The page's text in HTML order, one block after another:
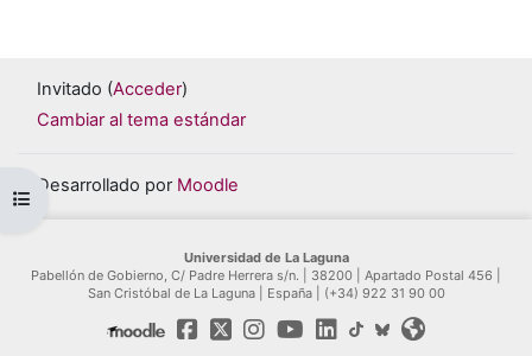
Abrir índice del curso
Invitado (Acceder)
Cambiar al tema estándar
Desarrollado por Moodle
Universidad de La Laguna
Pabellón de Gobierno, C/ Padre Herrera s/n. | 38200 | Apartado Postal 456 |
San Cristóbal de La Laguna | España | (+34) 922 31 90 00